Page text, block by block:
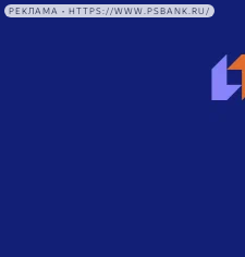
РЕКЛАМА • HTTPS://WWW.PSBANK.RU/